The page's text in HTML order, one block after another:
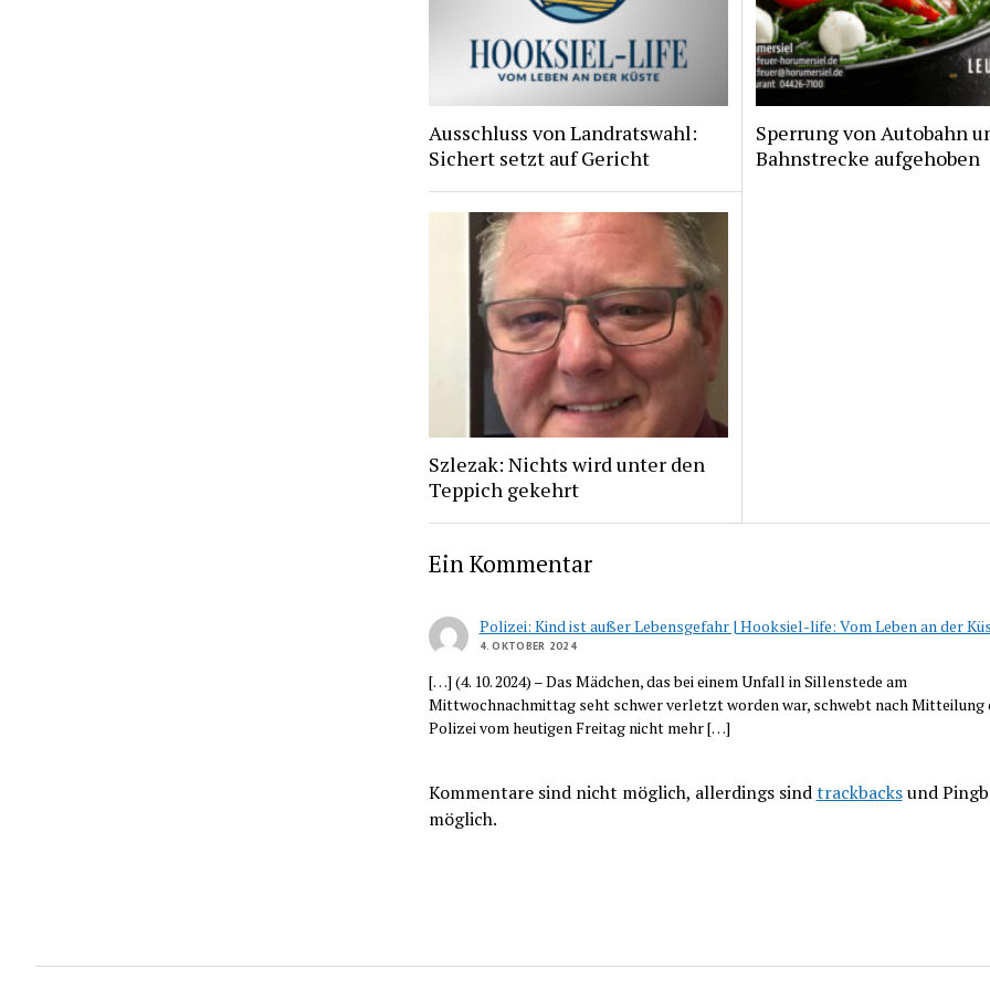
Ausschluss von Landratswahl:
Sichert setzt auf Gericht
Sperrung von Autobahn
Bahnstrecke aufgehoben
Szlezak: Nichts wird unter den
Teppich gekehrt
Ein Kommentar
Polizei: Kind ist außer Lebensgefahr | Hooksiel-life: Vom Leben an der
4. OKTOBER 2024
[…] (4. 10. 2024) – Das Mädchen, das bei einem Unfall in Sillenstede am
Mittwochnachmittag seht schwer verletzt worden war, schwebt nach Mitteilung
Polizei vom heutigen Freitag nicht mehr […]
Kommentare sind nicht möglich, allerdings sindtrackbacksund
möglich.